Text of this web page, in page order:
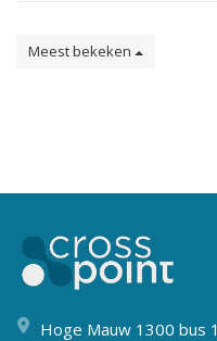
Meest bekeken
Hoge Mauw 1300 bus 1